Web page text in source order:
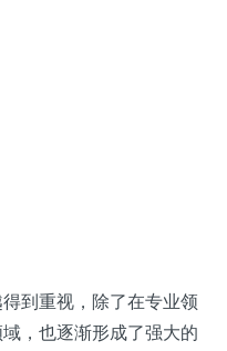
到重视，除了在专业领
，也逐渐形成了强大的